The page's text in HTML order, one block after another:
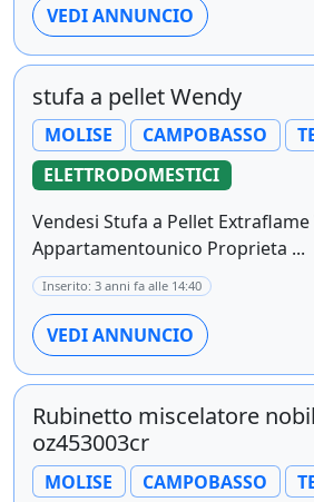
VEDI ANNUNCIO
stufa a pellet Wendy
MOLISE CAMPOBASSO
ELETTRODOMESTICI
Vendesi Stufa a Pellet
Appartamentounico Proprieta ...
Inserito: 3 anni fa alle 14:40
VEDI ANNUNCIO
Rubinetto miscelatore
oz453003cr
MOLISE CAMPOBASSO